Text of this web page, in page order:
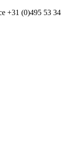
+31 (0)495 53 34